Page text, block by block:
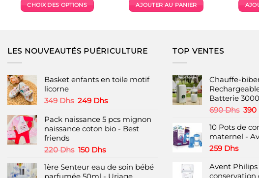
CHOIX DES OPTIONS
plusieurs
options
peuvent
être
sur
la
page
du
initial
était :
actuel
est :
AJOUTER AU PANIER
LES NOUVEAUTÉS PUÉRICULTURE
Basket enfants en toile motif
licorne
349Dhs Le
initial
était :
249 DhsLe
actuel
est :
Pack naissance 5 pcs mignon
naissance coton bio - Best
friends
220Dhs Le
initial
150 DhsLe
actuel
1ère Senteur eau de soin bébé
TOP VENTES
Chauffe-
Batterie
690Dhs Le
390
10 Pots de
maternel -
259 Dhs
Avent Philips
conservation